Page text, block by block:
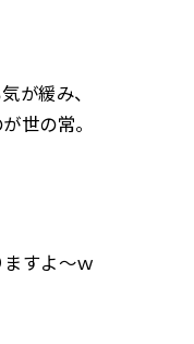
が緩み、
世の常。
すよ～ｗ